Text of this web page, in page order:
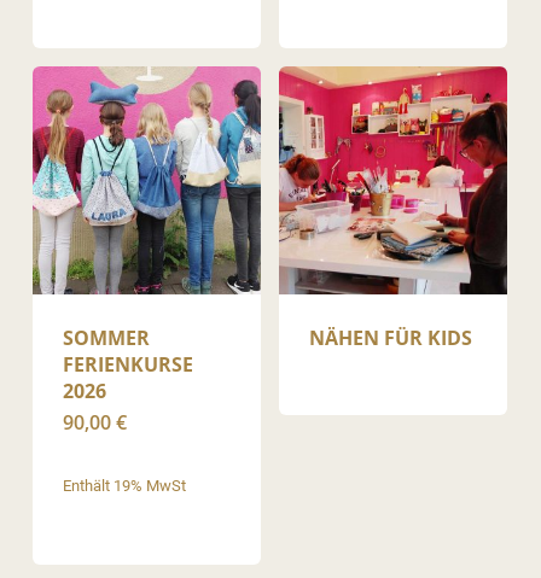
SOMMER
FERIENKURSE
2026
90,00€
Enthält 19% MwSt
NÄHEN FÜR KIDS